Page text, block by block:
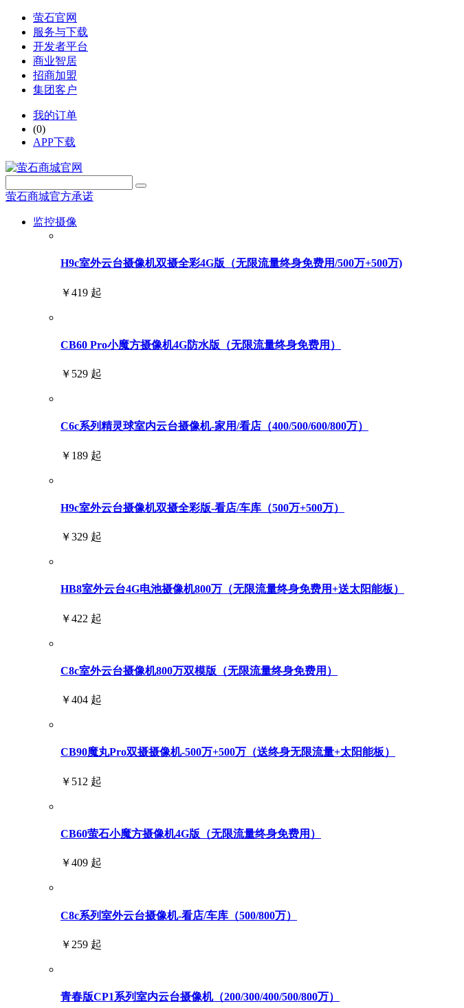
萤石官网
服务与下载
开发者平台
商业智居
招商加盟
集团客户
我的订单
(0)
APP下载
萤石商城官方承诺
监控摄像
H9c室外云台摄像机双摄全彩4G版（无限流量终身免费用/500万+500万)
￥419 起
CB60 Pro小魔方摄像机4G防水版（无限流量终身免费用）
￥529 起
C6c系列精灵球室内云台摄像机-家用/看店（400/500/600/800万）
￥189 起
H9c室外云台摄像机双摄全彩版-看店/车库（500万+500万）
￥329 起
HB8室外云台4G电池摄像机800万（无限流量终身免费用+送太阳能板）
￥422 起
C8c室外云台摄像机800万双模版（无限流量终身免费用）
￥404 起
CB90魔丸Pro双摄摄像机-500万+500万（送终身无限流量+太阳能板）
￥512 起
CB60萤石小魔方摄像机4G版（无限流量终身免费用）
￥409 起
C8c系列室外云台摄像机-看店/车库（500/800万）
￥259 起
青春版CP1系列室内云台摄像机（200/300/400/500/800万）